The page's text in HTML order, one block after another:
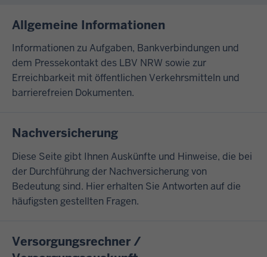
Allgemeine Informationen
Informationen zu Aufgaben, Bankverbindungen und
dem Pressekontakt des LBV NRW sowie zur
Erreichbarkeit mit öffentlichen Verkehrsmitteln und
barrierefreien Dokumenten.
Nachversicherung
Diese Seite gibt Ihnen Auskünfte und Hinweise, die bei
der Durchführung der Nachversicherung von
Bedeutung sind. Hier erhalten Sie Antworten auf die
häufigsten gestellten Fragen.
Versorgungsrechner /